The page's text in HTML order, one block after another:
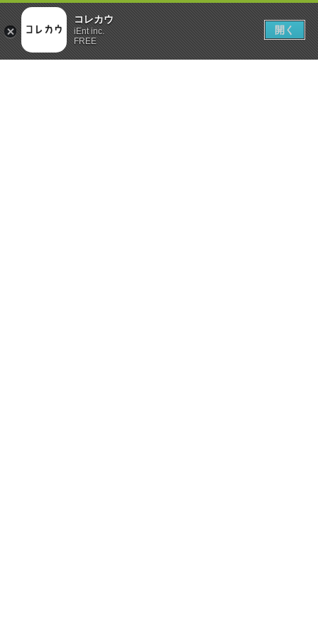
コレカウ
iEnt inc.
FREE
開く